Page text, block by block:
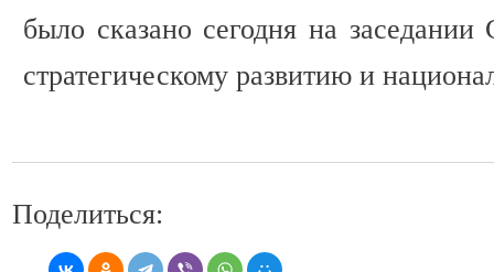
было сказано сегодня на
стратегическому развитию и
Поделиться: